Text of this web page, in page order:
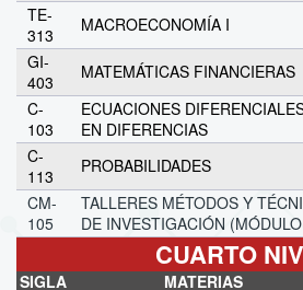
TE-
313
MACROECONOMÍA I
GI-
403
MATEMÁTICAS FINANCIERAS
C-
103
ECUACIONES
EN DIFERENCIAS
C-
113
PROBABILIDADES
CM-
105
TALLERES MÉTODOS Y
DE INVESTIGACIÓN
CUARTO
SIGLA MATERIAS